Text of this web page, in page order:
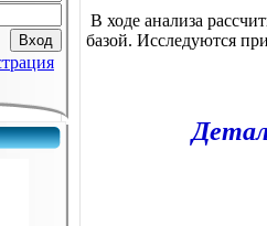
В ходе анализа
базой. Исследуются